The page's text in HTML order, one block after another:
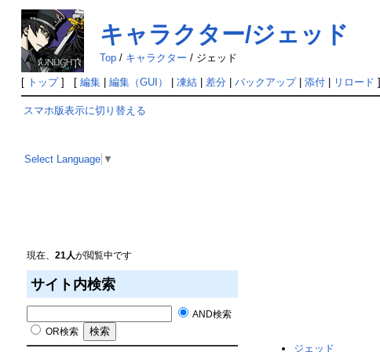
キャラクター/ジェッド
Top/ キャラクター / ジェッド
[ トップ] [ 編集| 編集（GUI） 凍結| 差分| バックアップ| 添付| リロード
スマホ版表示に切り替える
Select Language ▼
現在、 21人が閲覧中です
サイト内検索
AND検索
OR検索
ジェッド